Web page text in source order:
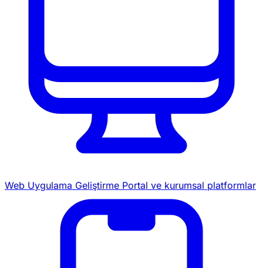
Web Uygulama Geliştirme Portal ve kurumsal platformlar